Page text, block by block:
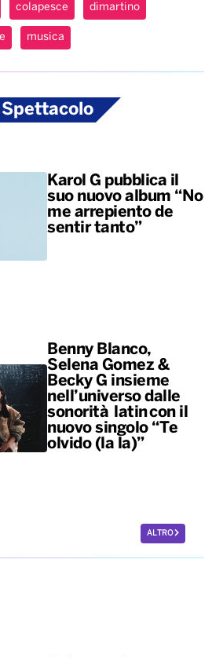
colapesce dimartino
musica
Spettacolo
Karol G pubblica il
suo nuovo album “No
me arrepiento de
sentir tanto”
Benny Blanco,
Selena Gomez &
Becky G insieme
nell’universo dalle
sonorità latin con il
nuovo singolo “Te
olvido (la la)”
ALTRO